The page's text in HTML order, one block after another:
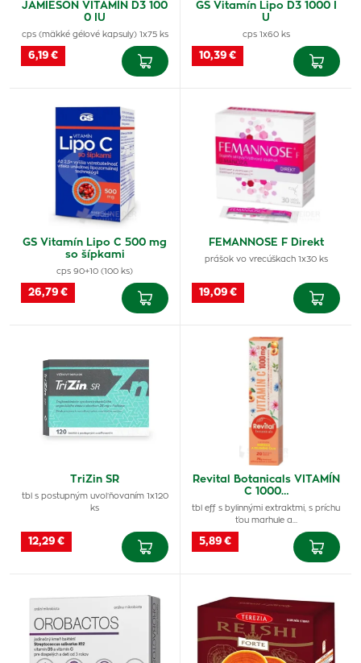
JAMIESON VITAMÍN D3 100
0 IU
cps (mäkké gélové kapsuly) 1x75 ks
6,19 €
GS Vitamín Lipo D3 1000 I
U
cps 1x60 ks
10,39 €
GS Vitamín Lipo C 500 mg
so šípkami
cps 90+10 (100 ks)
26,79 €
FEMANNOSE F Direkt
prášok vo vrecúškach 1x30 ks
19,09 €
TriZin SR
tbl s postupným uvoľňovaním 1x120
ks
12,29 €
Revital Botanicals VITAMÍN
C 1000…
tbl eff s bylinnými extraktmi, s príchu
ťou marhule a…
5,89 €